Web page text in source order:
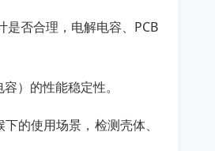
否合理，电解电容、PCB
）的性能稳定性。
的使用场景，检测壳体、